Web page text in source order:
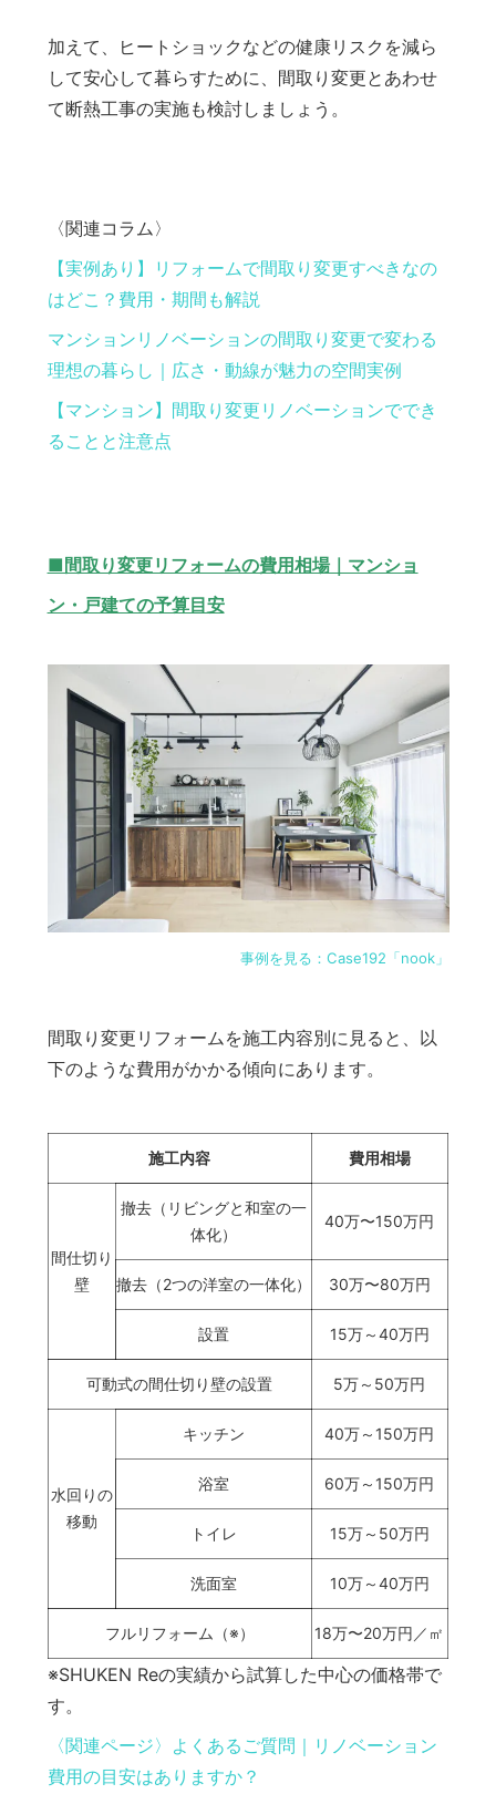
加えて、ヒートショックなどの健康リスクを減ら
して安心して暮らすために、間取り変更とあわせ
て断熱工事の実施も検討しましょう。
〈関連コラム〉
【実例あり】リフォームで間取り変更すべきなの
はどこ？費用・期間も解説
マンションリノベーションの間取り変更で変わる
理想の暮らし｜広さ・動線が魅力の空間実例
【マンション】間取り変更リノベーションででき
ることと注意点
■間取り変更リフォームの費用相場｜マンショ
ン・戸建ての予算目安
事例を見る：Case192「nook」
間取り変更リフォームを施工内容別に見ると、以
下のような費用がかかる傾向にあります。
施工内容 費用相場
間仕切り
壁
撤去（リビングと和室の一
体化）
40万〜150万円
撤去（2つの洋室の一体化） 30万〜80万円
設置 15万～40万円
可動式の間仕切り壁の設置 5万～50万円
水回りの
移動
キッチン 40万～150万円
浴室 60万～150万円
トイレ 15万～50万円
洗面室 10万～40万円
フルリフォーム（※） 18万〜20万円／㎡
※SHUKEN Reの実績から試算した中心の価格帯で
す。
〈関連ページ〉よくあるご質問｜リノベーション
費用の目安はありますか？